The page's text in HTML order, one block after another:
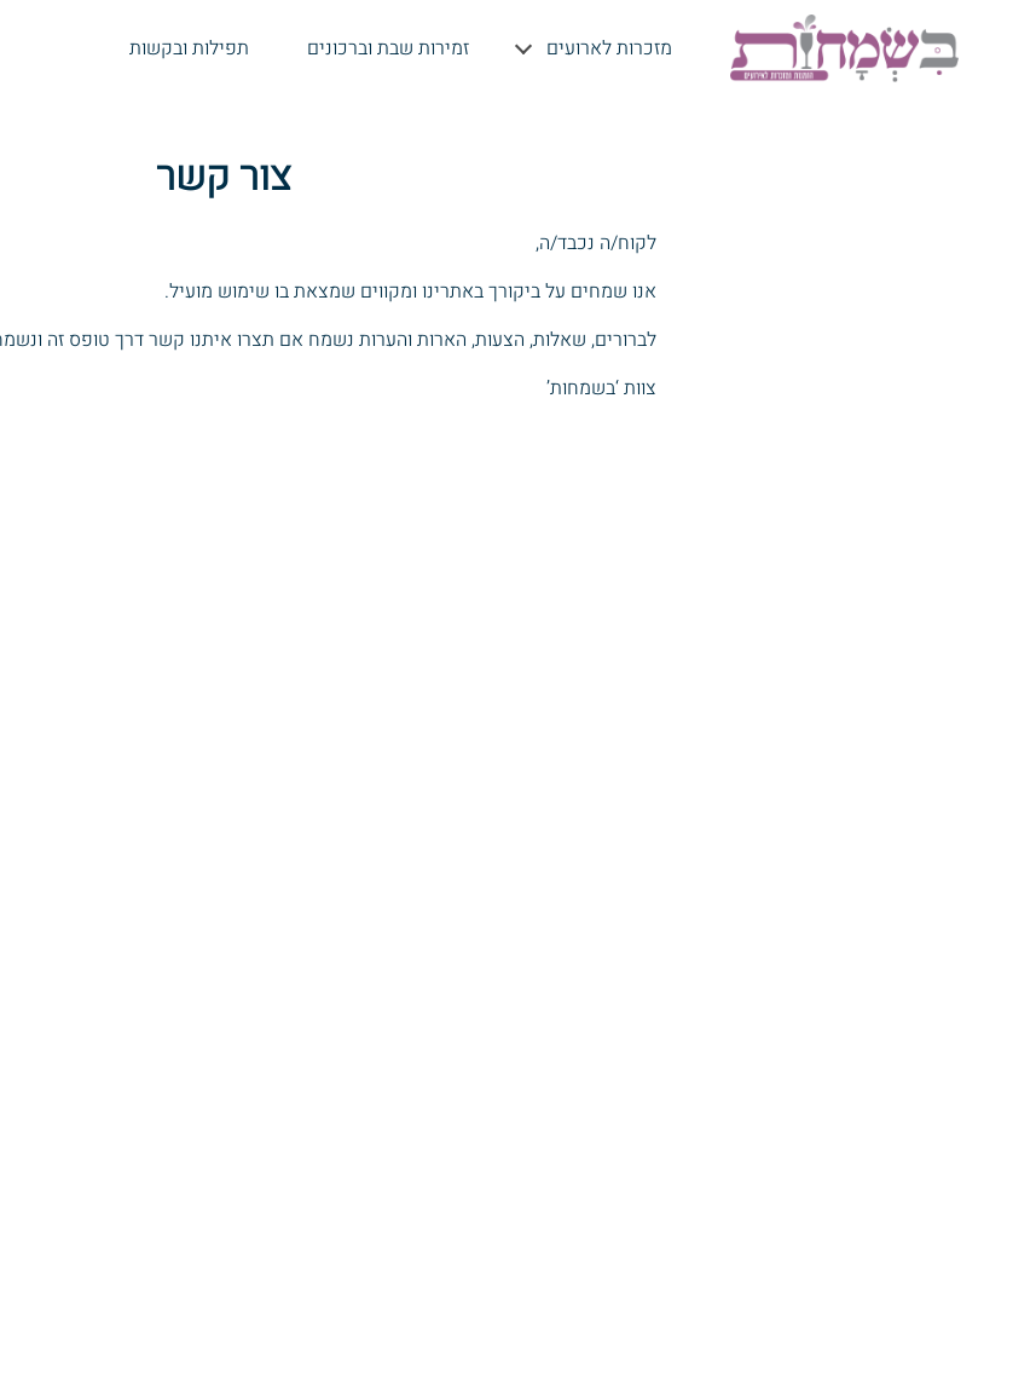
מזכרות לארועים זמירות שבת וברכונים תפילות ובקשות
צור קשר
לקוח‭/‬ה‭ ‬נכבד‭/‬ה‭,‬
אנו‭ ‬שמחים‭ ‬על‭ ‬ביקורך‭ ‬באתרינו‭ ‬ומקווים‭ ‬שמצאת‭ ‬בו‭ ‬שימוש‭ ‬מועיל‭.‬
לברורים, שאלות, הצעות, הארות והערות נשמח אם תצרו איתנו קשר דרך טופס זה
צוות ‘בשמחות’